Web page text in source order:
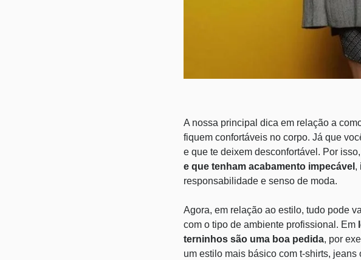
A nossa principal dica em relação a
fiquem confortáveis no corpo. Já que
e que te deixem desconfortável. Por
e que tenham acabamento impecável ,
responsabilidade e senso de moda.
Agora, em relação ao estilo, tudo pode
com o tipo de ambiente profissional. Em
terninhos são uma boa pedida, por
um estilo mais básico com t-shirts,